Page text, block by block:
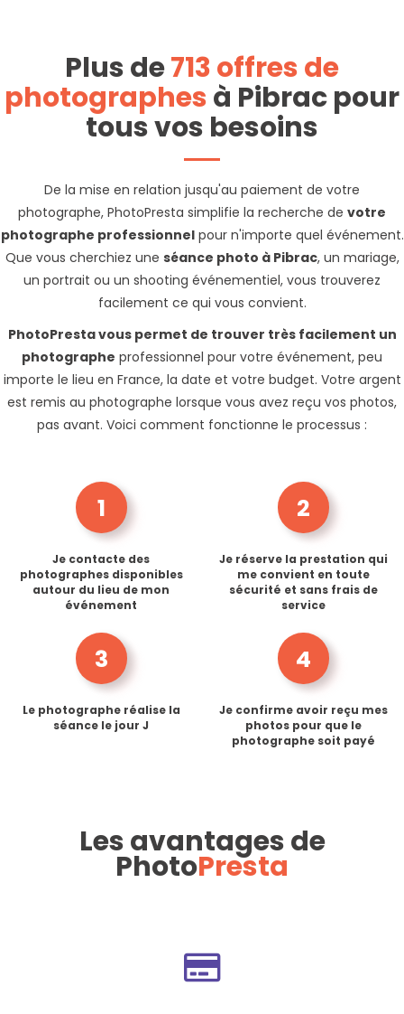
Plus de713 offres de
photographesà Pibrac pour
tous vos besoins
De la mise en relation jusqu'au paiement de votre
photographe, PhotoPresta simplifie la recherche de votre
photographe professionnelpour n'importe quel événement.
Que vous cherchiez une séance photo à Pibrac, un mariage,
un portrait ou un shooting événementiel, vous trouverez
facilement ce qui vous convient.
PhotoPresta vous permet de trouver très facilement un
photographe professionnel pour votre événement, peu
importe le lieu en France, la date et votre budget. Votre argent
est remis au photographe lorsque vous avez reçu vos photos,
pas avant. Voici comment fonctionne le processus :
1
Je contacte des
photographes disponibles
autour du lieu de mon
événement
2
Je réserve la prestation qui
me convient en toute
sécurité et sans frais de
service
3
Le photographe réalise la
séance le jour J
4
Je confirme avoir reçu mes
photos pour que le
photographe soit payé
Les avantages de
PhotoPresta